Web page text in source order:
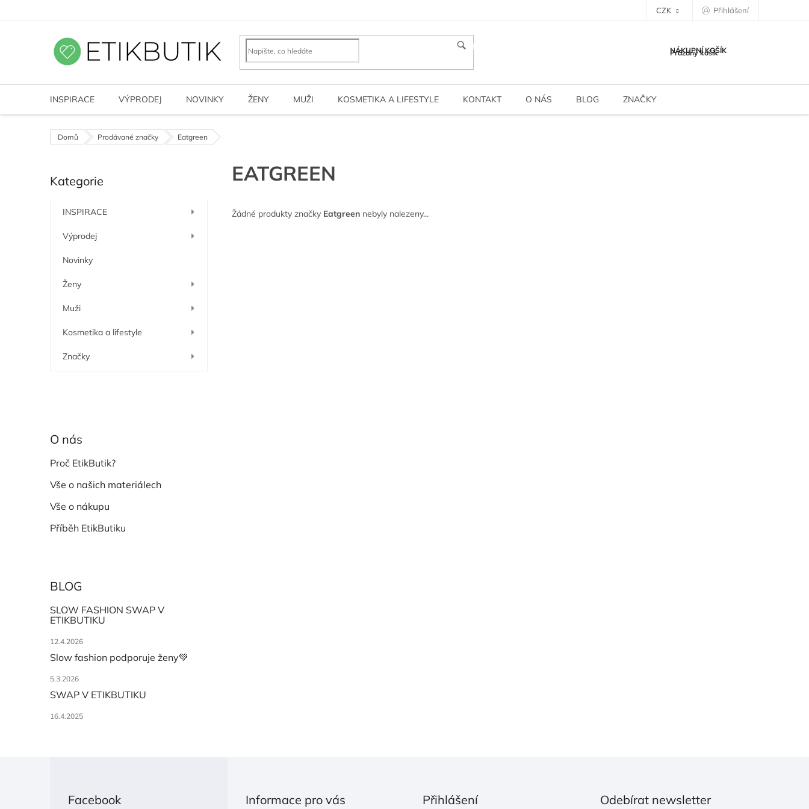
CZK Přihlášení
HLEDAT NÁKUPNÍ KOŠÍK
Prázdný košík
INSPIRACE VÝPRODEJ NOVINKY ŽENY MUŽI KOSMETIKA A LIFESTYLE KONTAKT O NÁS BLOG ZNAČKY
Domů Prodávané značky Eatgreen
o
Přeskočit
kategorie
Kategorie
INSPIRACE
Výprodej
Novinky
Ženy
Muži
Kosmetika a lifestyle
Značky
O nás
Proč EtikButik?
Vše o našich materiálech
Vše o nákupu
Příběh EtikButiku
BLOG
SLOW FASHION SWAP V
ETIKBUTIKU
12.4.2026
Slow fashion podporuje ženy💚
5.3.2026
SWAP V ETIKBUTIKU
16.4.2025
EATGREEN
Žádné produkty značky Eatgreen nebyly nalezeny...
Facebook Informace pro vás Přihlášení Odebírat newsletter